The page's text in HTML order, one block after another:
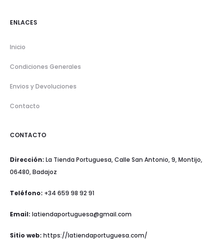
ENLACES
Inicio
Condiciones Generales
Envios y Devoluciones
Contacto
CONTACTO
Dirección: La Tienda Portuguesa, Calle San Antonio, 9, Montijo,
06480, Badajoz
Teléfono: +34 659 98 92 91
Email: latiendaportuguesa@gmail.com
Sitio web: https://latiendaportuguesa.com/